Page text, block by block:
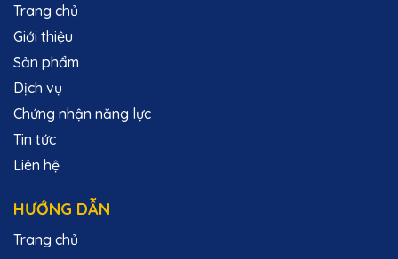
Trang chủ
Giới thiệu
Sản phẩm
Dịch vụ
Chứng nhận năng lực
Tin tức
Liên hệ
HƯỚNG DẪN
Trang chủ